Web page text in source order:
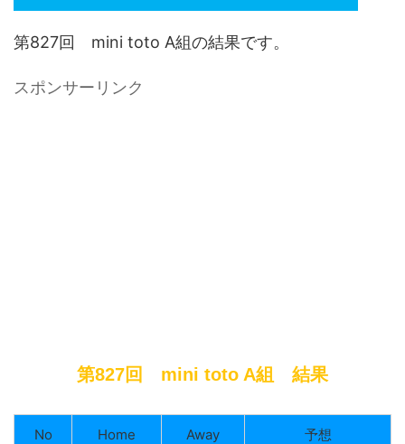
第827回 mini toto A組の結果です。
スポンサーリンク
第827回 mini toto A組 結果
No Home Away 予想